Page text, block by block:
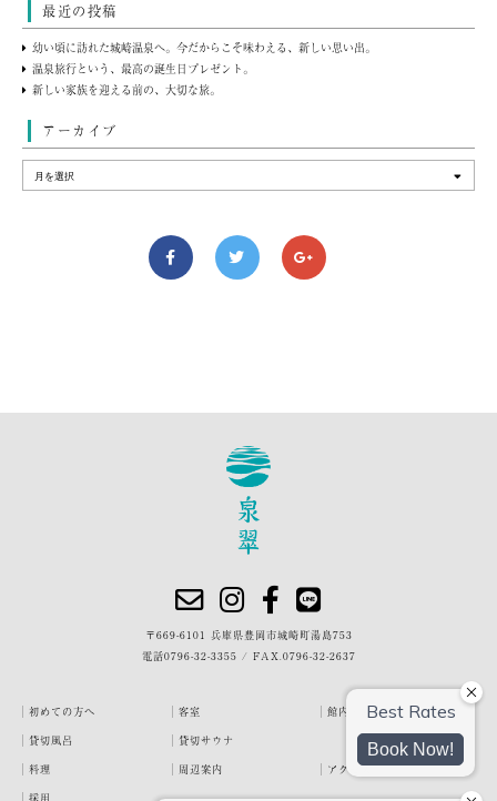
最近の投稿
幼い頃に訪れた城崎温泉へ。今だからこそ味わえる、新しい思い出。
温泉旅行という、最高の誕生日プレゼント。
新しい家族を迎える前の、大切な旅。
アーカイブ
〒669-6101 兵庫県豊岡市城崎町湯島753
電話0796-32-3355 / FAX.0796-32-2637
初めての方へ 客室
館内・施設
貸切風呂
貸切サウナ
料理
周辺案内
アクセス